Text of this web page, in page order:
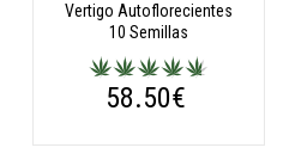
Vertigo Autoflorecientes
10 Semillas
58.50€